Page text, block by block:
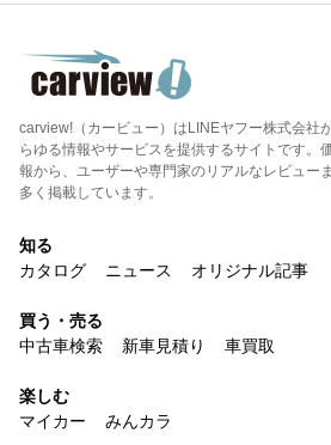
carview!（カービュー）はLINEヤフー株式会社
らゆる情報やサービスを提供するサイトです。
報から、ユーザーや専門家のリアルなレビュー
多く掲載しています。
知る
カタログ
ニュース オリジナル記事
買う・売る
中古車検索
新車見積り 車買取
楽しむ
マイカー
みんカラ